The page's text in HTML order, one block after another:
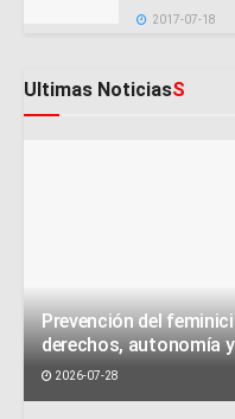
2017-07-18
Ultimas NoticiasS
Prevención del
derechos, autonomía
2026-07-28